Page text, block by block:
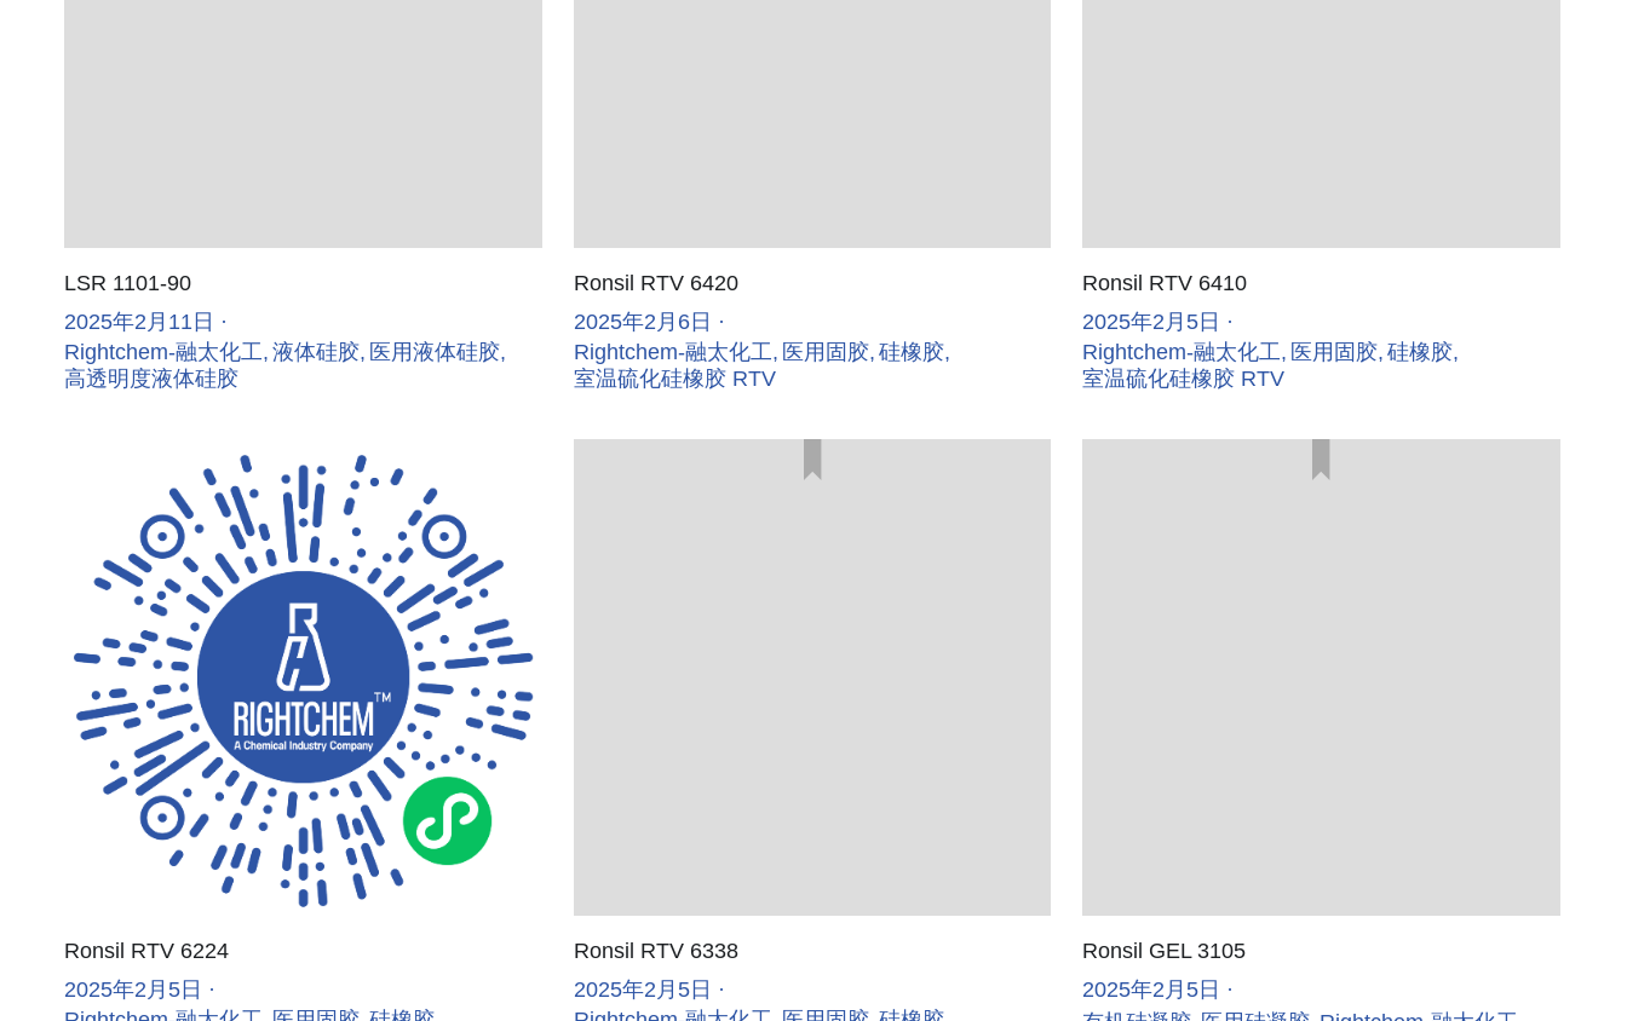
LSR 1101-90
2025年2月11日 ·
Rightchem-融太化工, 液体硅胶, 医用液体硅胶,
高透明度液体硅胶
Ronsil RTV 6420
2025年2月6日 ·
Rightchem-融太化工, 医用固胶, 硅橡胶,
室温硫化硅橡胶 RTV
Ronsil RTV 6410
2025年2月5日 ·
Rightchem-融太化工, 医用固胶, 硅橡胶,
室温硫化硅橡胶 RTV
Ronsil RTV 6224
2025年2月5日 ·
Ronsil RTV 6338
2025年2月5日 ·
Ronsil GEL 3105
2025年2月5日 ·